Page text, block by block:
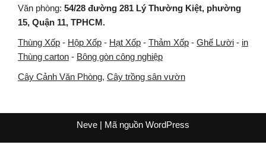
Văn phòng: 54/28 đường 281 Lý Thường Kiệt, phường
15, Quận 11, TPHCM.
Thùng Xốp - Hộp Xốp - Hạt Xốp - Thảm Xốp - Ghế Lười - in
Thùng carton - Bông gòn công nghiệp
Cây Cảnh Văn Phòng, Cây trồng sân vườn
Neve | Mã nguồn WordPress